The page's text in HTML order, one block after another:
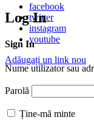
facebook
twitter
instagram
youtube
Adăugați un link nou
Log In
Sign In
Nume utilizator sau
Parolă
Ține-mă minte